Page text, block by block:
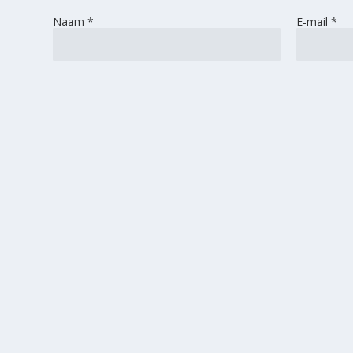
Naam* E-mail *